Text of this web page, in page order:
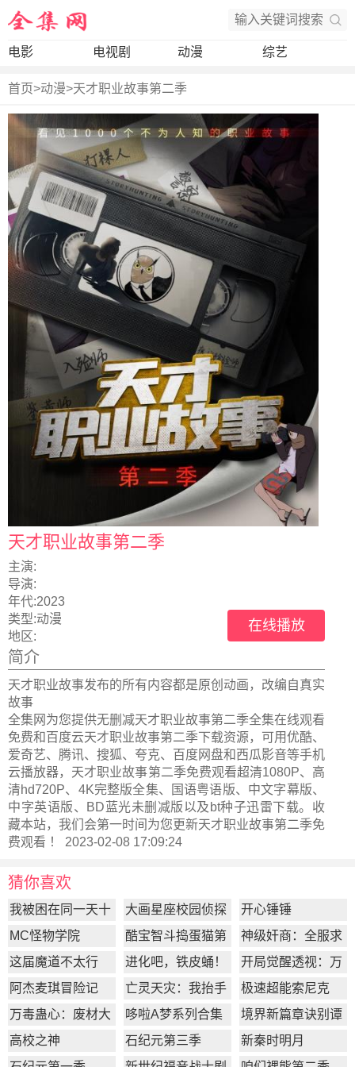
电影 电视剧 动漫 综艺
首页>动漫>天才职业故事第二季
天才职业故事第二季
主演:
导演:
年代:2023
类型:动漫
地区:
在线播放
简介
天才职业故事发布的所有内容都是原创动画，改编自真实
故事
全集网为您提供无删减天才职业故事第二季全集在线观看
免费和百度云天才职业故事第二季下载资源，可用优酷、
爱奇艺、腾讯、搜狐、夸克、百度网盘和西瓜影音等手机
云播放器，天才职业故事第二季免费观看超清1080P、高
清hd720P、4K完整版全集、国语粤语版、中文字幕版、
中字英语版、BD蓝光未删减版以及bt种子迅雷下载。收
藏本站，我们会第一时间为您更新天才职业故事第二季免
费观看 ！ 2023-02-08 17:09:24
猜你喜欢
我被困在同一天十
万年
大画星座校园侦探
第2季
开心锤锤
MC怪物学院
酷宝智斗捣蛋猫第
1季
神级奸商：全服求
我别薅了
这届魔道不太行 进化吧，铁皮蛹！
开局觉醒透视：万
物皆透,我即无敌
阿杰麦琪冒险记
亡灵天灾：我抬手
百万骨海
极速超能索尼克
万毒蛊心：废材大
小姐杀疯了
哆啦A梦系列合集
境界新篇章诀别谭
篇
高校之神 石纪元第三季
新秦时明月